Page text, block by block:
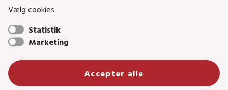
Social- og Boligstyrelsens nyheder som RSS feed
Social- og Boligstyrelsen • Tlf.: 72 42 37 00 •
sikkermail• EAN-nr.: 5798000354838 • CVR-nr.:
26144698
Vælg cookies
Statistik
Marketing
Accepter alle